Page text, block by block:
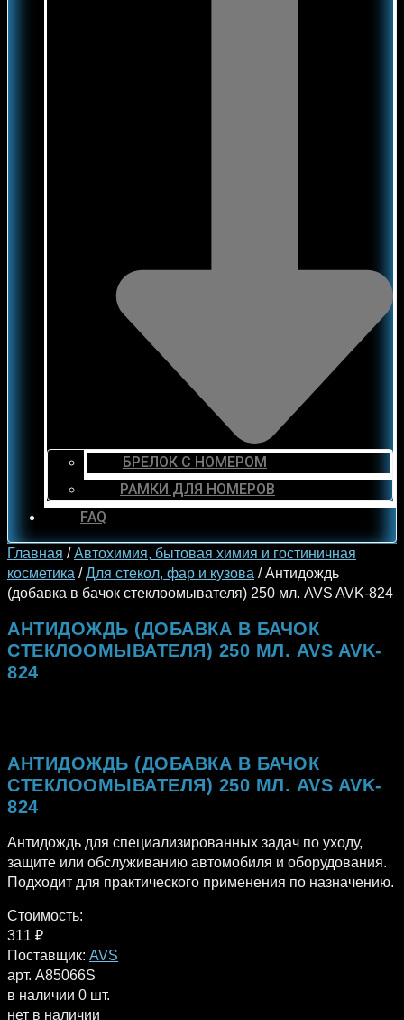
БРЕЛОК С НОМЕРОМ
РАМКИ ДЛЯ НОМЕРОВ
FAQ
Главная /Автохимия, бытовая химия и гостиничная
косметика /Для стекол, фар и кузова / Антидождь
(добавка в бачок стеклоомывателя) 250 мл. AVS AVK-824
АНТИДОЖДЬ (ДОБАВКА В БАЧОК
СТЕКЛООМЫВАТЕЛЯ) 250 МЛ. AVS AVK-
824
АНТИДОЖДЬ (ДОБАВКА В БАЧОК
СТЕКЛООМЫВАТЕЛЯ) 250 МЛ. AVS AVK-
824
Антидождь для специализированных задач по уходу,
защите или обслуживанию автомобиля и оборудования.
Подходит для практического применения по назначению.
Стоимость:
311 ₽
Поставщик: AVS
арт. A85066S
в наличии 0 шт.
нет в наличии